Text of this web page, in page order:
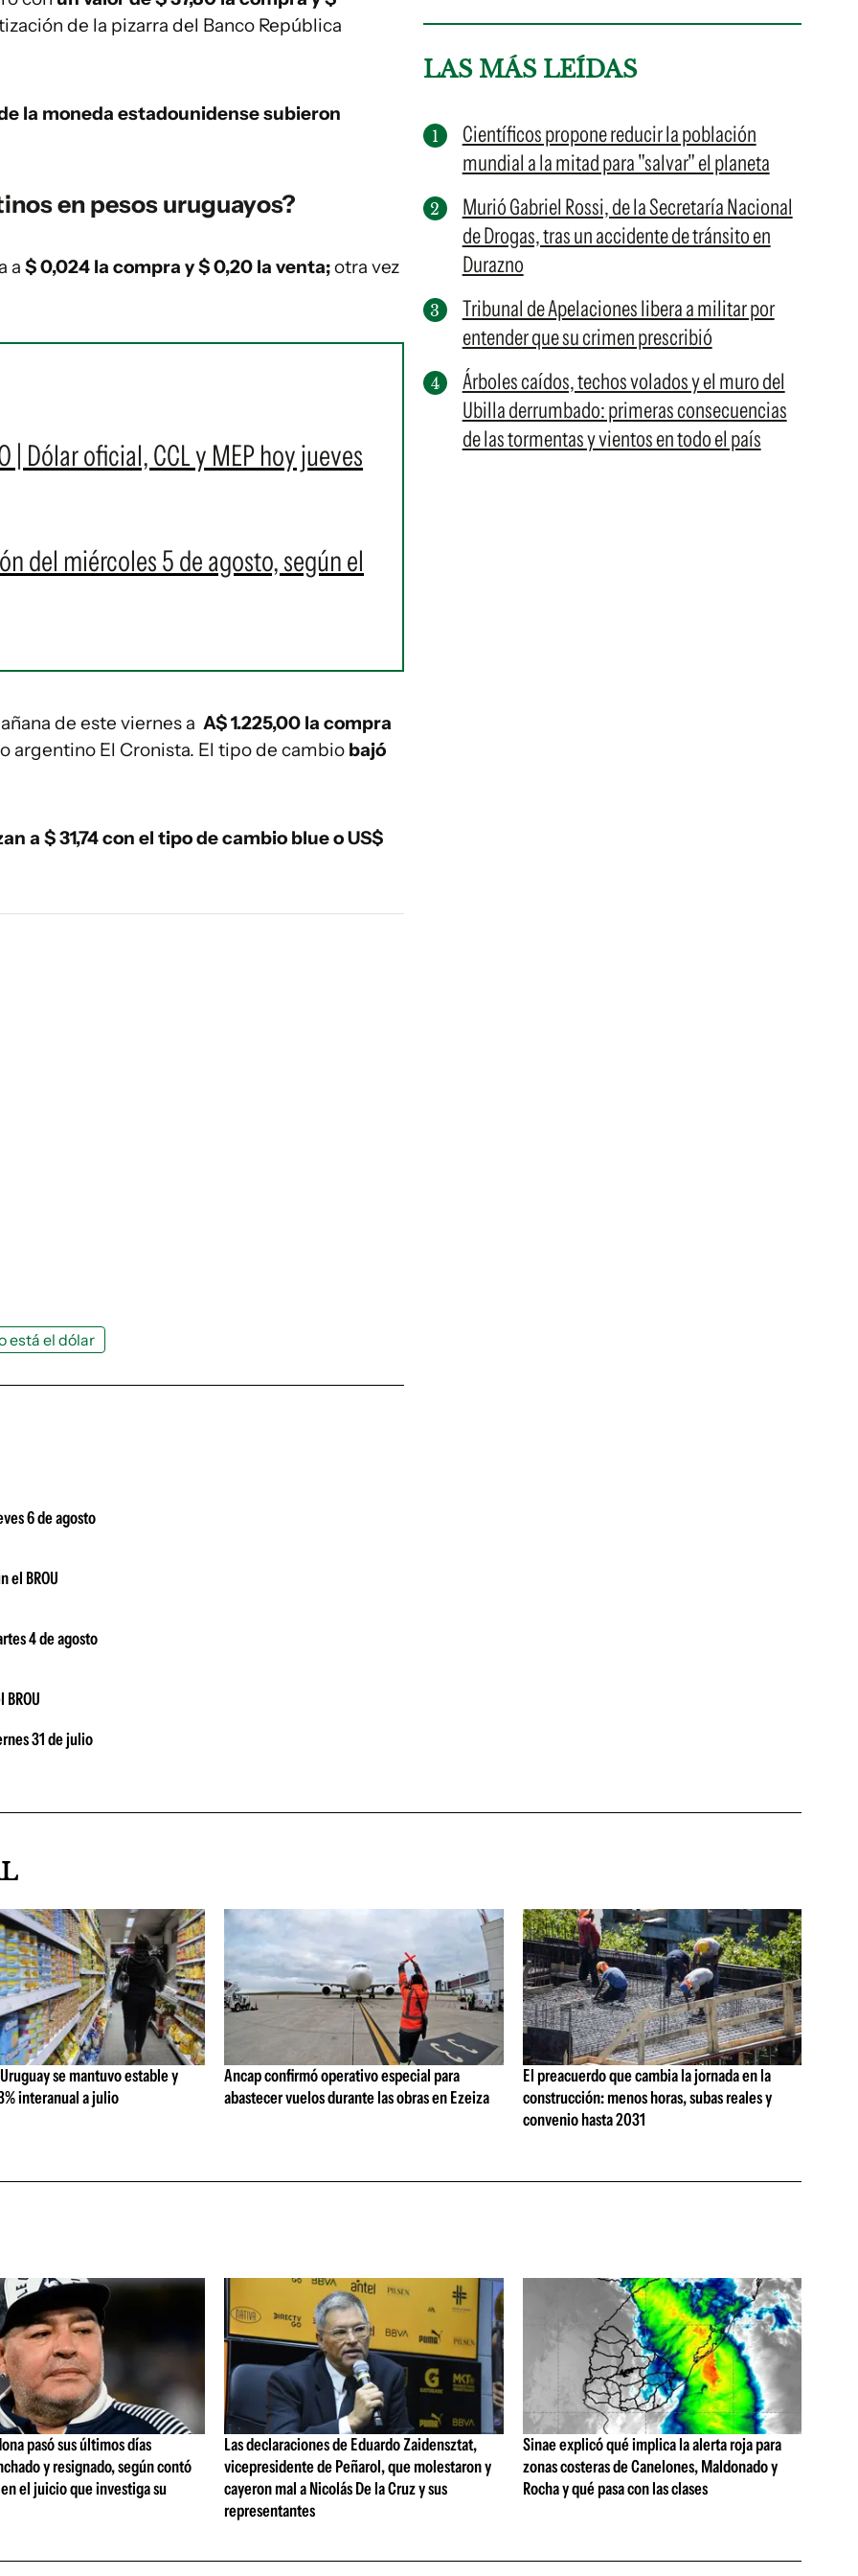
de la pizarra del Banco República
la moneda estadounidense subieron
en pesos uruguayos?
a $ 0,024 la compra y $ 0,20 la venta;otra vez
| Dólar oficial, CCL y MEP hoy jueves
del miércoles 5 de agosto, según el
de este viernes a A$ 1.225,00 la compra
argentino El Cronista. El tipo de cambio bajó
a $ 31,74 con el tipo de cambio blue o US$
LAS MÁS LEÍDAS
Científicos propone reducir la población
mundial a la mitad para "salvar" el planeta
Murió Gabriel Rossi, de la Secretaría Nacional
de Drogas, tras un accidente de tránsito en
Durazno
Tribunal de Apelaciones libera a militar por
entender que su crimen prescribió
Árboles caídos, techos volados y el muro del
Ubilla derrumbado: primeras consecuencias
de las tormentas y vientos en todo el país
está el dólar
6 de agosto
el BROU
4 de agosto
31 de julio
se mantuvo estable y
interanual a julio
Ancap confirmó operativo especial para
abastecer vuelos durante las obras en Ezeiza
El preacuerdo que cambia la jornada en la
construcción: menos horas, subas reales y
convenio hasta 2031
pasó sus últimos días
y resignado, según contó
el juicio que investiga su
Las declaraciones de Eduardo Zaidensztat,
vicepresidente de Peñarol, que molestaron y
cayeron mal a Nicolás De la Cruz y sus
representantes
Sinae explicó qué implica la alerta roja para
zonas costeras de Canelones, Maldonado y
Rocha y qué pasa con las clases